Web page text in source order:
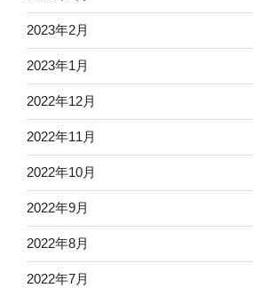
2023年2月
2023年1月
2022年12月
2022年11月
2022年10月
2022年9月
2022年8月
2022年7月